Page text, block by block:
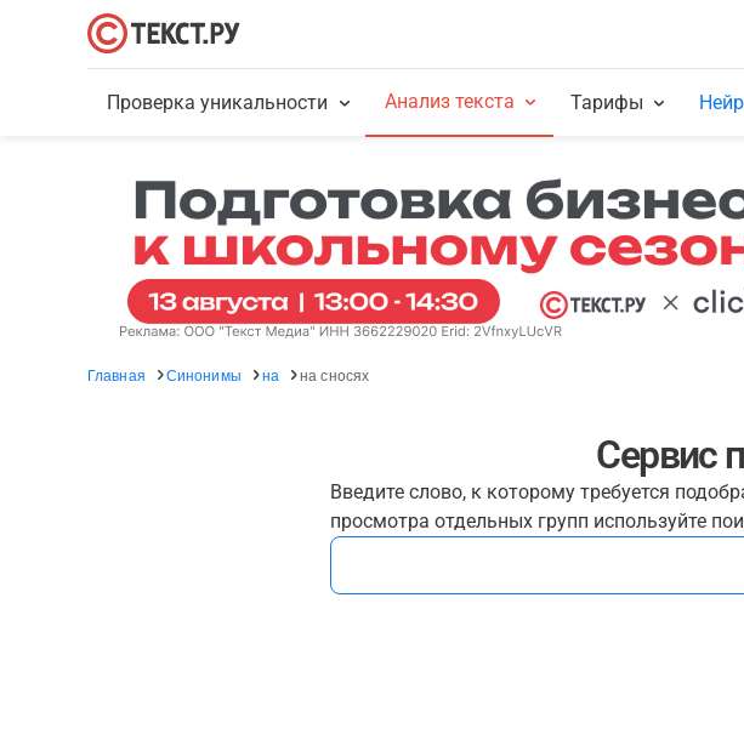
Проверка уникальности Анализ текста Тарифы
Главная Синонимы на на сносях
Сервис
Введите слово, к которому требуется
просмотра отдельных групп используйте